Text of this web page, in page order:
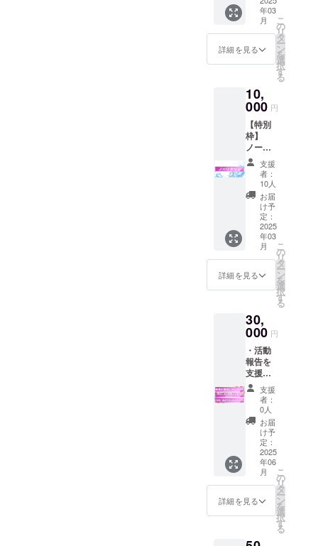
セージ
詳細 ・
収録時
間：1分
メール
にURL
を記載
いたし
ます
ただい
てもク
レジッ
ト表記
のみの
プラン
ます ※
このリ
ターン
は5000
円のリ
ターン
と同じ
内容に
なりま
す ※掲
載を希
望され
るお名
前を備
考欄に
ご入力
くださ
年03
月
詳細を見る
こ
の
リ
タ
ー
ン
を
選
択
す
る
10,
000 円
【特別
枠】
ノーリ
ターンB
・活動
報告を
支援者
限定で
公開 他
にリ
ターン
の無い
プラン
になり
ます ※
このリ
は
「ノー
リター
ンA」の
リター
ンと同
じ内容
になり
ます ※
えっ...？
本当に
よろし
いんで
すか？
支援
者：
10人
お届
け予
定：
2025
年03
月
詳細を見る
こ
の
リ
タ
ー
ン
を
選
択
す
る
30,
000 円
・活動
報告を
支援者
限定で
公開 ・
動画の
最後に
クレ
ジット
(※公序
良俗に
反する
名前は
不可) ・
【限
定】お
メッ
支援
者：
0人
お届
け予
定：
2025
年06
月
詳細を見る
こ
の
リ
タ
ー
ン
を
選
択
す
る